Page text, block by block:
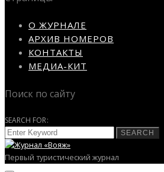
О ЖУРНАЛЕ
АРХИВ НОМЕРОВ
КОНТАКТЫ
МЕДИА-КИТ
Поиск по сайту
SEARCH FOR:
SEARCH
Первый туристический журнал